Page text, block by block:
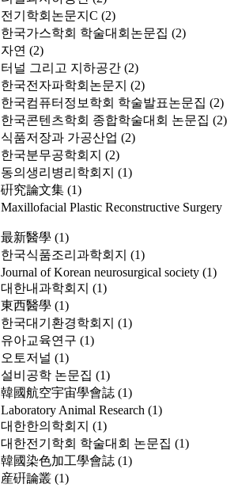
전기학회논문지C (2)
한국가스학회 학술대회논문집 (2)
자연 (2)
터널 그리고 지하공간 (2)
한국전자파학회논문지 (2)
한국컴퓨터정보학회 학술발표논문집 (2)
한국콘텐츠학회 종합학술대회 논문집 (2)
식품저장과 가공산업 (2)
한국분무공학회지 (2)
동의생리병리학회지 (1)
硏究論文集 (1)
Maxillofacial Plastic Reconstructive Surgery
最新醫學 (1)
한국식품조리과학회지 (1)
Journal of Korean neurosurgical society (1)
대한내과학회지 (1)
東西醫學 (1)
한국대기환경학회지 (1)
유아교육연구 (1)
오토저널 (1)
설비공학 논문집 (1)
韓國航空宇宙學會誌 (1)
Laboratory Animal Research (1)
대한한의학회지 (1)
대한전기학회 학술대회 논문집 (1)
韓國染色加工學會誌 (1)
産硏論叢 (1)